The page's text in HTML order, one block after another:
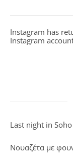
Instagram has
Instagram
Last night in
Νουαζέτα με